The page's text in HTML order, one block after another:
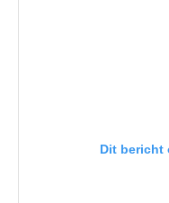
Dit bericht